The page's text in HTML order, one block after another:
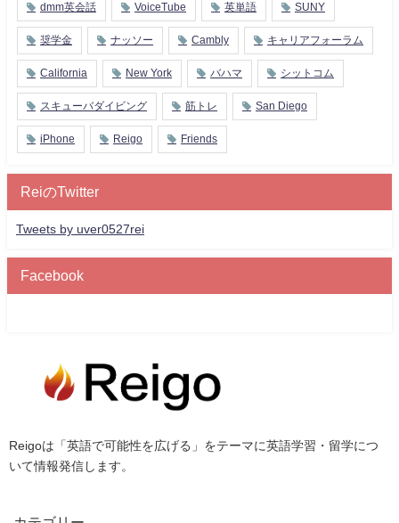
dmm英会話 VoiceTube 英単語 SUNY
奨学金 ナッソー Cambly キャリアフォーラム
California New York バハマ シットコム
スキューバダイビング 筋トレ San Diego
iPhone Reigo Friends
ReiのTwitter
Tweets by uver0527rei
Facebook
Reigoは「英語で可能性を広げる」をテーマに英語学習・留学につ
いて情報発信します。